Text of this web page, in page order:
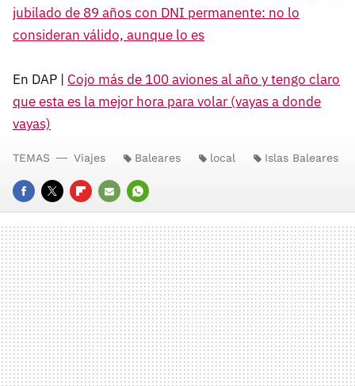
jubilado de 89 años con DNI permanente: no lo
consideran válido, aunque lo es
En DAP | Cojo más de 100 aviones al año y tengo claro
que esta es la mejor hora para volar (vayas a donde
vayas)
FACEBOOK
TWITTERFLIPBOARD
E-
MAIL
WHATSAPP
TEMAS Viajes Baleares local Islas Baleares